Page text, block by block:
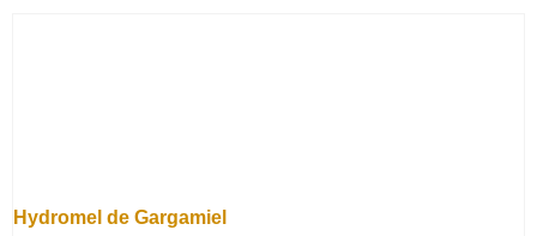
Hydromel de Gargamiel